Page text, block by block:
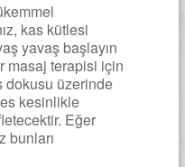
kas kütlesi
yavaş başlayın
masaj terapisi için
dokusu üzerinde
kesinlikle
Eğer
bunları